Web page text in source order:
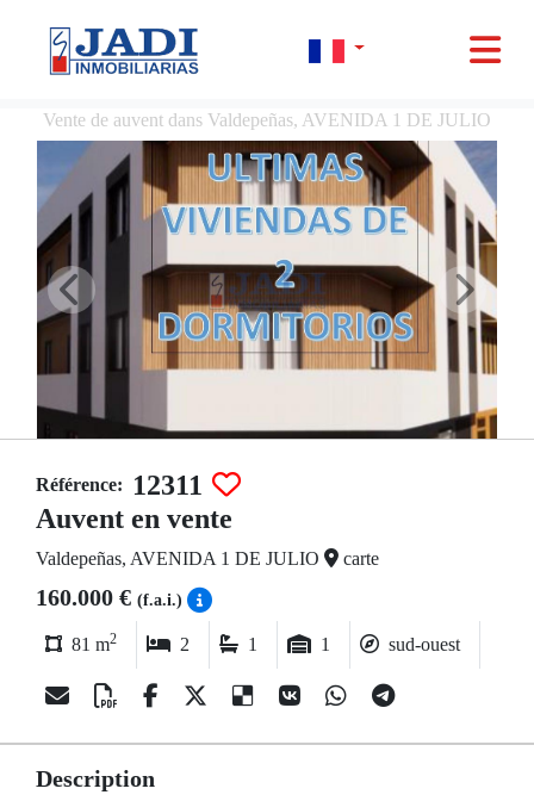
Vente de auvent dans Valdepeñas, AVENIDA 1 DE JULIO
Référence:
12311
Auvent en vente
Valdepeñas, AVENIDA 1 DE JULIO carte
160.000 € (f.a.i.)
81 m2 2 1 1 sud-ouest
Description